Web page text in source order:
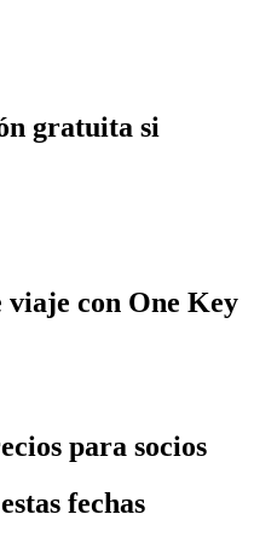
gratuita si
viaje con One Key
para socios
fechas